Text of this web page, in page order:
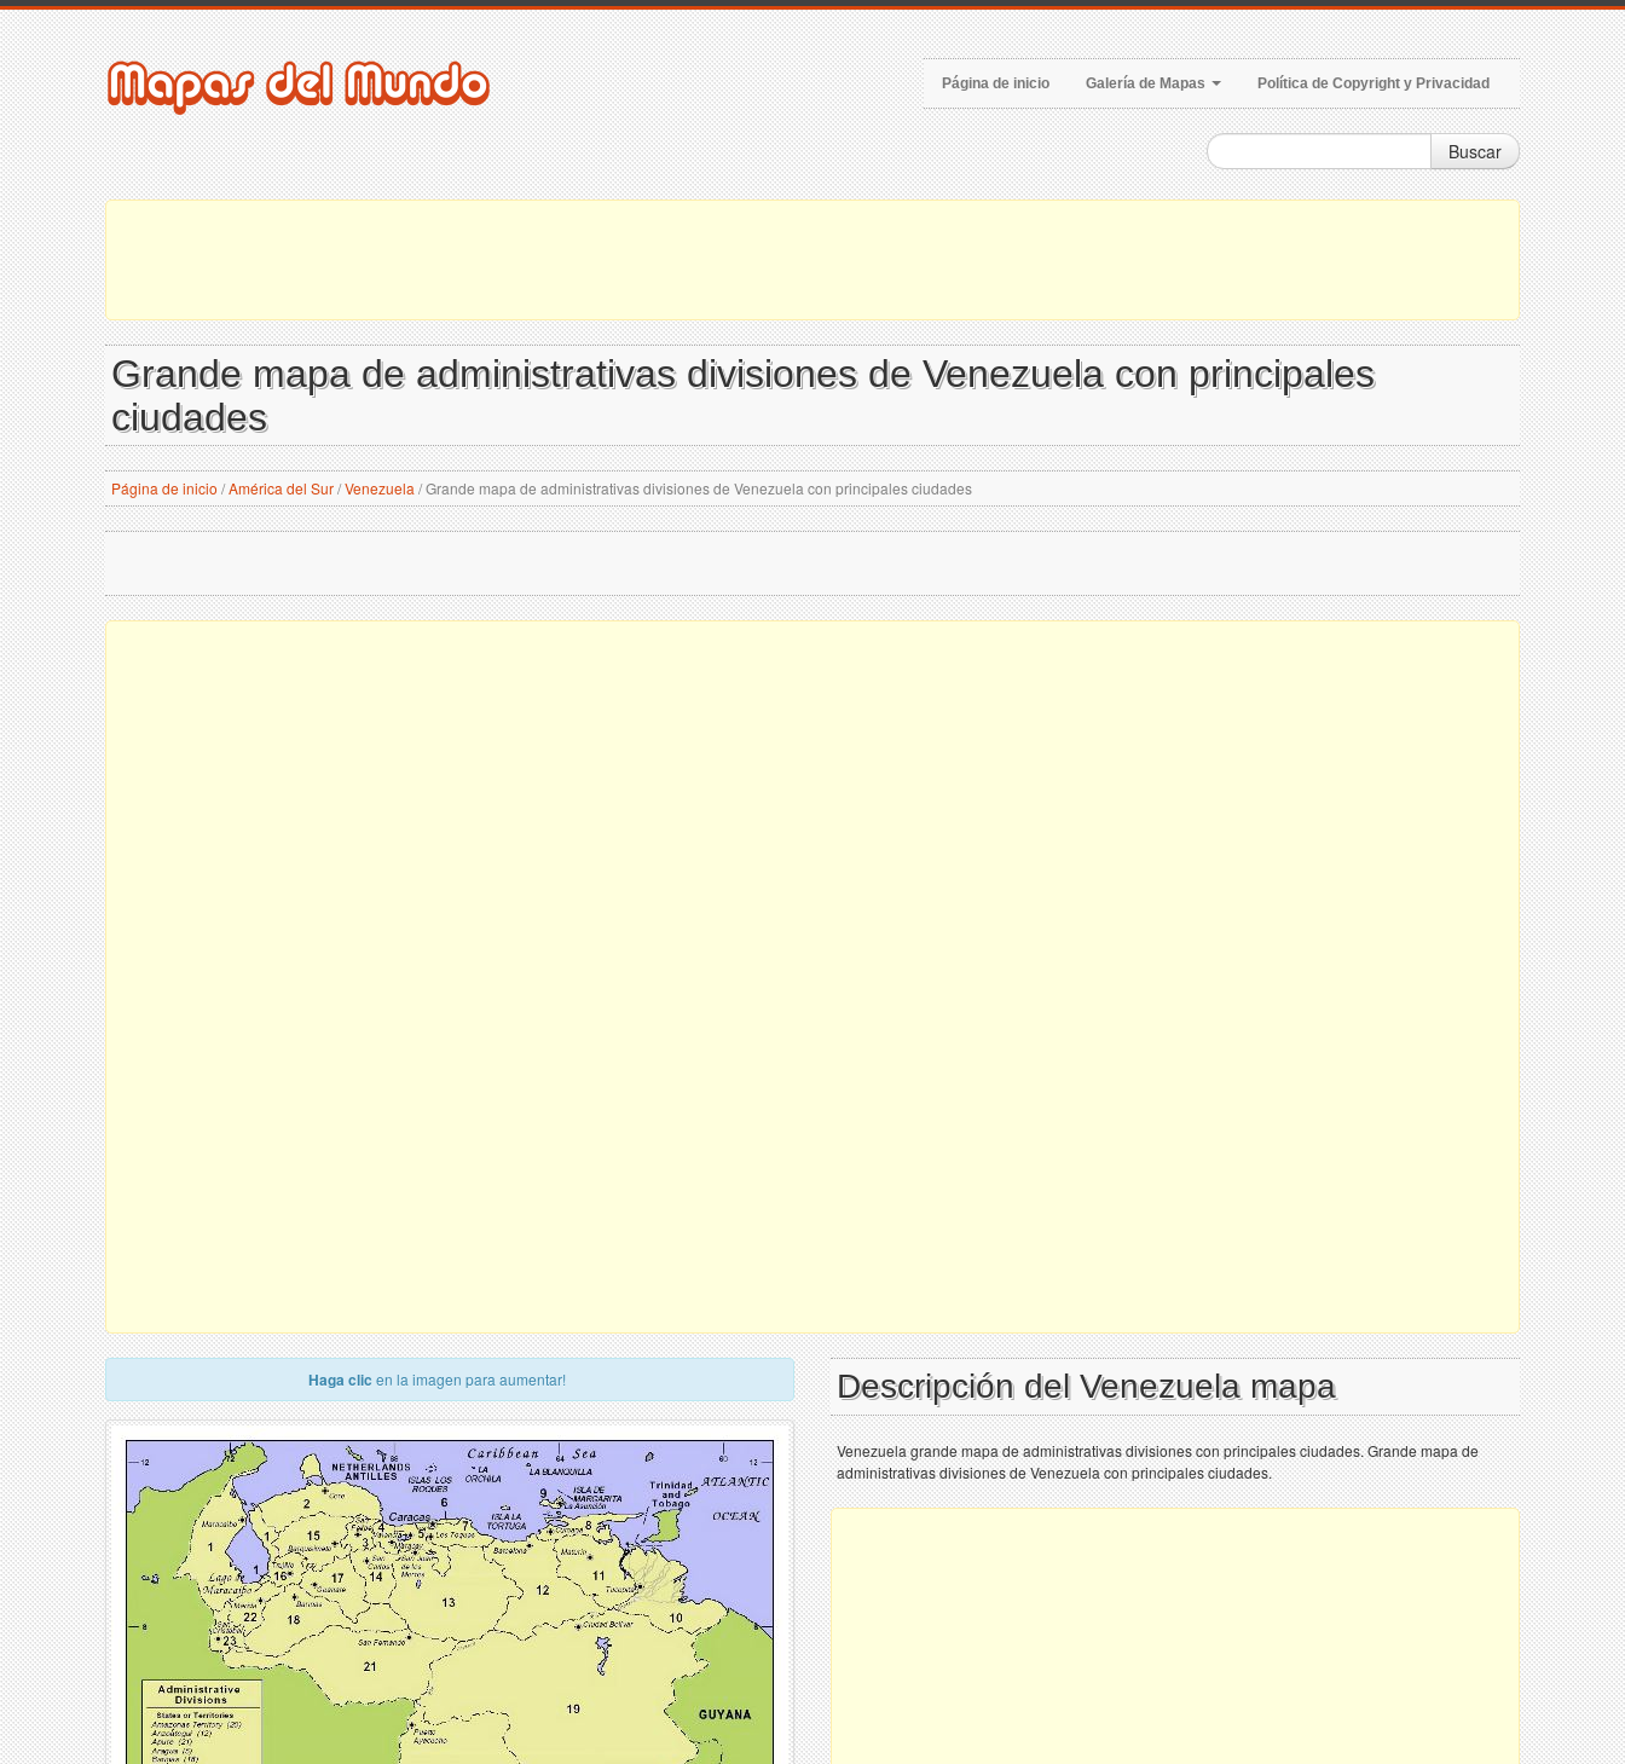
Página de inicio Galería de Mapas Política de Copyright y Privacidad
Buscar
Grande mapa de administrativas divisiones de Venezuela con principales
ciudades
Página de inicio /América del Sur/Venezuela /Grande mapa de administrativas divisiones de Venezuela con principales ciudades
Haga clic en la imagen para aumentar! Descripción del Venezuela mapa
Venezuela grande mapa de administrativas divisiones con principales ciudades. Grande mapa de
administrativas divisiones de Venezuela con principales ciudades.